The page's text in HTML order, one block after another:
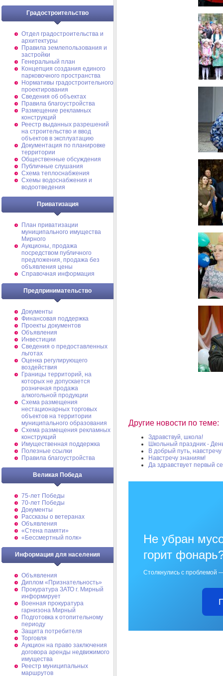
Градостроительство
Отдел градостроительства и
архитектуры
Правила землепользования и
застройки
Генеральный план
Концепция создания единого
парковочного пространства
Нормативы градостроительного
проектирования
Сведения об объектах
Правила благоустройства
Размещение рекламных
конструкций
Реестр выданных разрешений
на строительство и ввод
объектов в эксплуатацию
Документация по планировке
территории
Общественные обсуждения
Публичные слушания
Схема теплоснабжения
Схемы водоснабжения и
водоотведения
Приватизация
План приватизации
муниципального имущества
Мирного
Аукционы, продажа
посредством публичного
предложения, продажа без
объявления цены
Справочная информация
Предпринимательство
Документы
Финансовая поддержка
Проекты документов
Объявления
Инвестиции
Сведения о предоставленных
льготах
Оценка регулирующего
воздействия
Границы территорий, на
которых не допускается
розничная продажа
алкогольной продукции
Схема размещения
нестационарных торговых
объектов на территории
муниципального образования
Схема размещения рекламных
конструкций
Имущественная поддержка
Полезные ссылки
Правила благоустройства
Великая Победа
75-лет Победы
70-лет Победы
Документы
Рассказы о ветеранах
Объявления
«Стена памяти»
«Бессмертный полк»
Информация для населения
Объявления
Диплом «Признательность»
Прокуратура ЗАТО г. Мирный
информирует
Военная прокуратура
гарнизона Мирный
Подготовка к отопительному
периоду
Защита потребителя
Торговля
Аукцион на право заключения
договора аренды недвижимого
имущества
Реестр муниципальных
маршрутов
Другие новости по теме:
Здравствуй, школа!
Школьный праздник -
В добрый путь,
Навстречу знаниям!
Да здравствует первый
Не убран
горит
Столкнулись с проблемой